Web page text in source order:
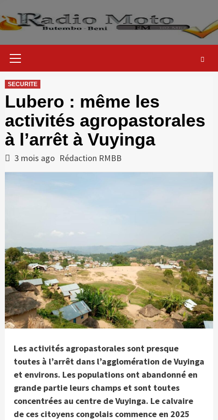
to
content
SECURITE
Lubero : même les
activités agropastorales
à l’arrêt à Vuyinga
3 mois ago Rédaction RMBB
Les activités agropastorales sont presque
toutes à l’arrêt dans l’agglomération de Vuyinga
et environs. Les populations ont abandonné en
grande partie leurs champs et sont toutes
concentrées au centre de Vuyinga. Le calvaire
de ces citoyens congolais commence en 2025